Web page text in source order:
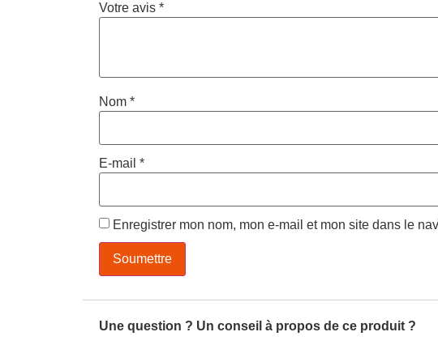
Votre avis *
Nom *
E-mail *
Enregistrer mon nom, mon e-mail et mon site dans le
Une question ? Un conseil à propos de ce produit ?